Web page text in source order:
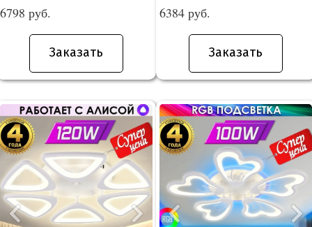
6798 руб.
Заказать
6384 руб.
Заказать